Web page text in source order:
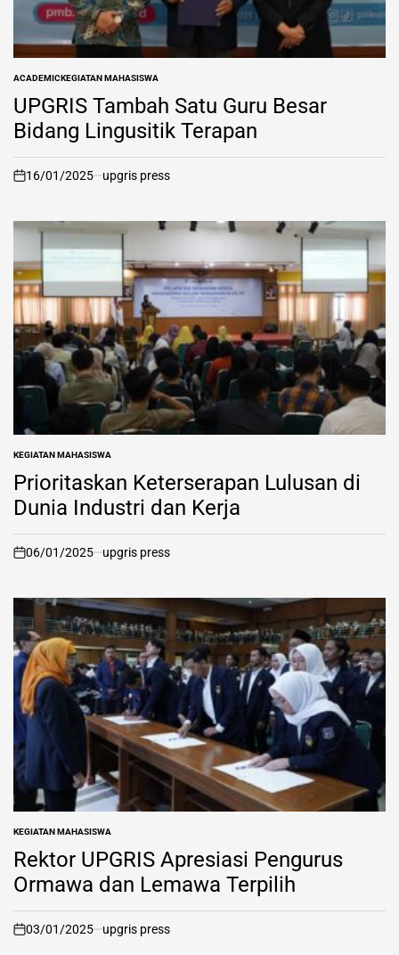
POSTED
IN
ACADEMICKEGIATAN MAHASISWA
UPGRIS Tambah Satu Guru Besar
Bidang Lingusitik Terapan
on
16/01/2025 upgris press
POSTED
IN
KEGIATAN MAHASISWA
Prioritaskan Keterserapan Lulusan di
Dunia Industri dan Kerja
on
06/01/2025 upgris press
POSTED
IN
KEGIATAN MAHASISWA
Rektor UPGRIS Apresiasi Pengurus
Ormawa dan Lemawa Terpilih
on
03/01/2025 upgris press